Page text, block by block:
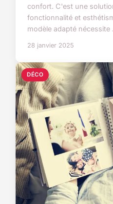
confort. C'est une
fonctionnalité et
modèle adapté nécessite
28 janvier 2025
DÉCO